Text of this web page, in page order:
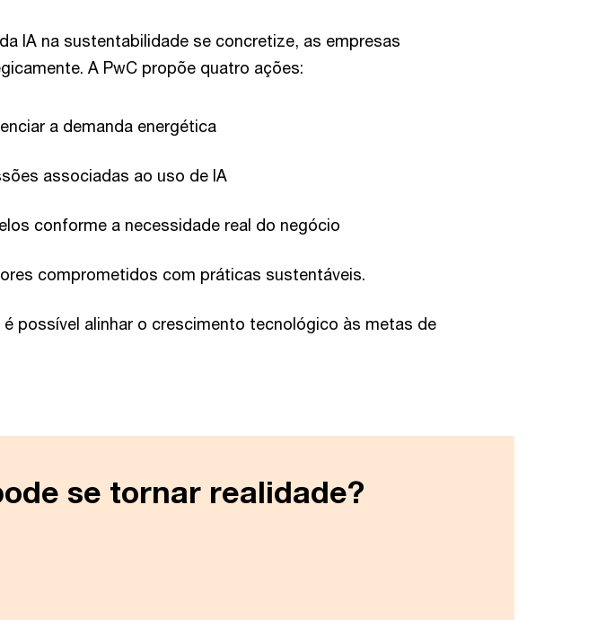
IA na sustentabilidade se concretize, as empresas
A PwC propõe quatro ações:
a demanda energética
associadas ao uso de IA
conforme a necessidade real do negócio
comprometidos com práticas sustentáveis.
possível alinhar o crescimento tecnológico às metas de
se tornar realidade?